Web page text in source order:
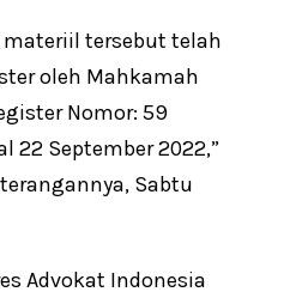
tersebut telah
oleh Mahkamah
Nomor: 59
22 September 2022,”
Sabtu
Advokat Indonesia